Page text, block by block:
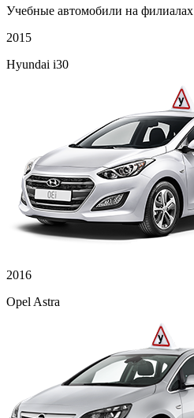
Учебные автомобили на
2015
Hyundai i30
2016
Opel Astra